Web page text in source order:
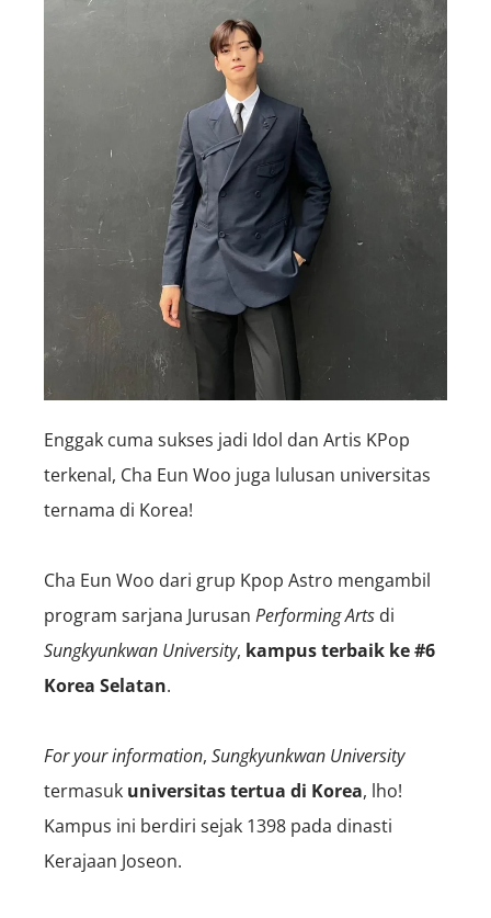
Enggak cuma sukses jadi Idol dan Artis KPop
terkenal, Cha Eun Woo juga lulusan universitas
ternama di Korea!
Cha Eun Woo dari grup Kpop Astro mengambil
program sarjana Jurusan Performing Arts di
Sungkyunkwan University, kampus terbaik ke #6
Korea Selatan.
For your information, Sungkyunkwan University
termasuk universitas tertua di Korea, lho!
Kampus ini berdiri sejak 1398 pada dinasti
Kerajaan Joseon.